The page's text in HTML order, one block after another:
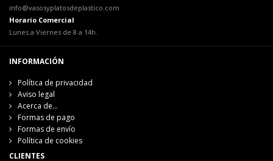
info@vasosyplatosdeplastico.com
Horario Comercial
Lunes a Viernes de 8 a 14h.
INFORMACIÓN
Política de privacidad
Aviso legal
Acerca de...
Formas de pago
Formas de envío
Política de cookies
CLIENTES